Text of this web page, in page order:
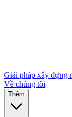
Giải pháp xây dựng
Về chúng tôi
Thêm